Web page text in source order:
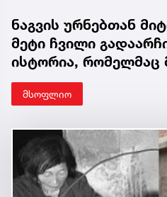
ნაგვის ურნებთან
მეტი ჩვილი
ისტორია, რომელმაც
მსოფლიო